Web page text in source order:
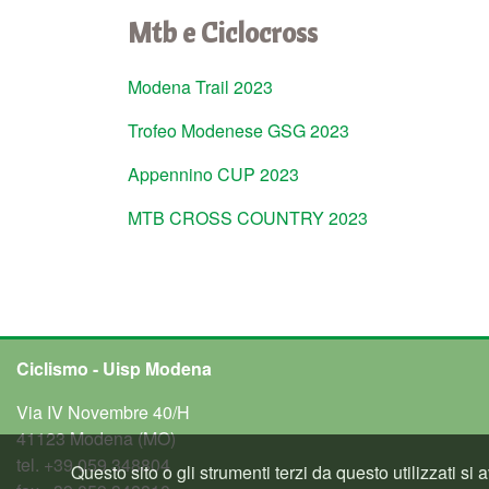
Mtb e Ciclocross
Modena Trail 2023
Trofeo Modenese GSG 2023
Appennino CUP 2023
MTB CROSS COUNTRY 2023
Ciclismo - Uisp Modena
Via IV Novembre 40/H
41123 Modena (MO)
tel. +39 059 348804
Questo sito o gli strumenti terzi da questo utilizzati